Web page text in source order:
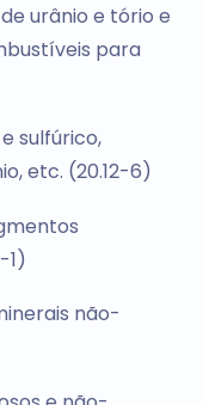
urânio e tório e
para
sulfúrico,
etc. (20.12-6)
1)
não-